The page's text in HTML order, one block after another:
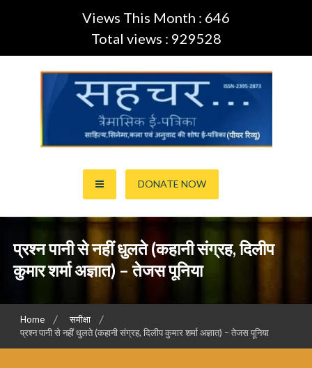
Views This Month : 646
Total views : 929528
सहचर ई-पत्रिका… (ISSN:2395-
2873)
DONATE NOW
प्रश्न पानी से नहीं धुलते (कहानी संग्रह, दिलीप
कुमार शर्मा अज्ञात) – तेजस पूनिया
Home
समीक्षा
प्रश्न पानी से नहीं धुलते (कहानी संग्रह, दिलीप कुमार शर्मा अज्ञात) – तेजस पूनिया